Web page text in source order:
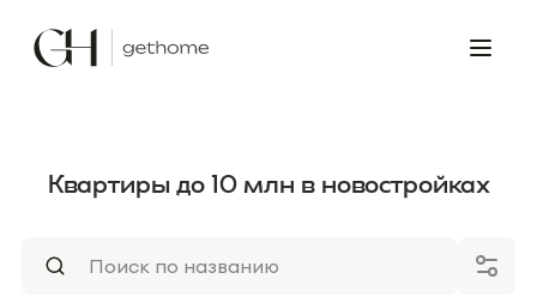
Квартиры до 10 млн в новостройках